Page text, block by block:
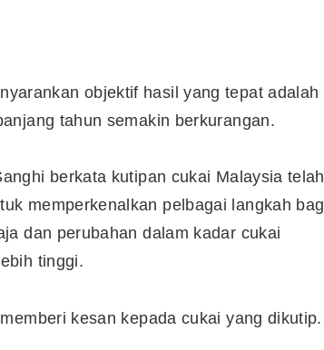
objektif hasil yang tepat adalah
tahun semakin berkurangan.
berkata kutipan cukai Malaysia telah
memperkenalkan pelbagai langkah
dan perubahan dalam kadar cukai
tinggi.
kesan kepada cukai yang dikutip.